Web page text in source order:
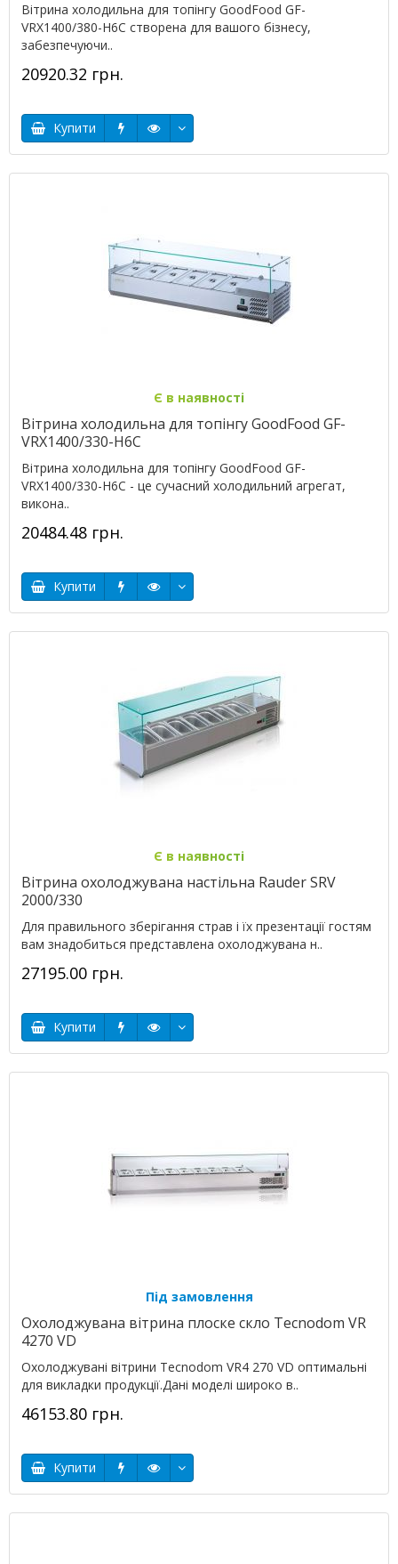
Вітрина холодильна для топінгу GoodFood GF-
VRX1400/380-H6C створена для вашого бізнесу,
забезпечуючи..
20920.32 грн.
Купити
Є в наявності
Вітрина холодильна для топінгу GoodFood GF-
VRX1400/330-H6C
Вітрина холодильна для топінгу GoodFood GF-
VRX1400/330-H6C - це сучасний холодильний агрегат,
викона..
20484.48 грн.
Купити
Є в наявності
Вітрина охолоджувана настільна Rauder SRV
2000/330
Для правильного зберігання страв і їх презентації гостям
вам знадобиться представлена охолоджувана н..
27195.00 грн.
Купити
Під замовлення
Охолоджувана вітрина плоске скло Tecnodom VR
4270 VD
Охолоджувані вітрини Tecnodom VR4 270 VD оптимальні
для викладки продукції.Дані моделі широко в..
46153.80 грн.
Купити